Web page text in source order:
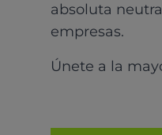
absoluta
empresas.
Únete a la